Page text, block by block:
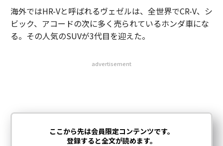
海外ではHR-Vと呼ばれるヴェゼルは、全世界でCR-V、シ
ビック、アコードの次に多く売られているホンダ車にな
る。その人気のSUVが3代目を迎えた。
advertisement